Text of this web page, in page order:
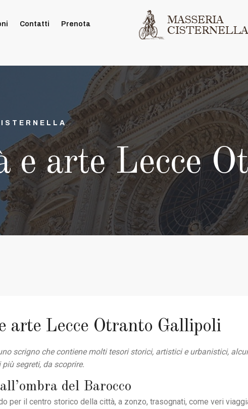
Contatti Prenota
e arte Lecce
arte Lecce Otranto Gallipoli
scrigno che contiene molti tesori storici, artistici e urbanistici,
più segreti, da scoprire.
del Barocco
per il centro storico della città, a zonzo, trasognati, come veri